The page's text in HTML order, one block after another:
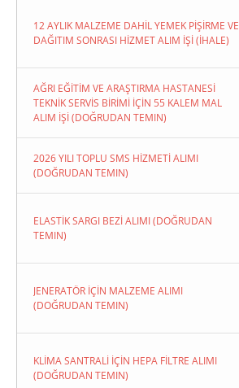
12 AYLIK MALZEME DAHİL YEMEK PİŞİRME VE
DAĞITIM SONRASI HİZMET ALIM İŞİ (İHALE)
AĞRI EĞİTİM VE ARAŞTIRMA HASTANESİ
TEKNİK SERVİS BİRİMİ İÇİN 55 KALEM MAL
ALIM İŞİ (DOĞRUDAN TEMIN)
2026 YILI TOPLU SMS HİZMETİ ALIMI
(DOĞRUDAN TEMIN)
ELASTİK SARGI BEZİ ALIMI (DOĞRUDAN
TEMIN)
JENERATÖR İÇİN MALZEME ALIMI
(DOĞRUDAN TEMIN)
KLİMA SANTRALİ İÇİN HEPA FİLTRE ALIMI
(DOĞRUDAN TEMIN)